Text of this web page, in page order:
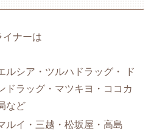
イナーは
ルシア・ツルハドラッグ・ ド
ドラッグ・マツキヨ・ココカ
など
ルイ・三越・松坂屋・高島